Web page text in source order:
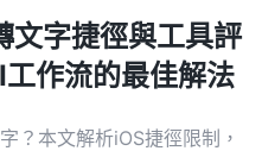
字捷徑與工具評
作流的最佳解法
？本文解析iOS捷徑限制，